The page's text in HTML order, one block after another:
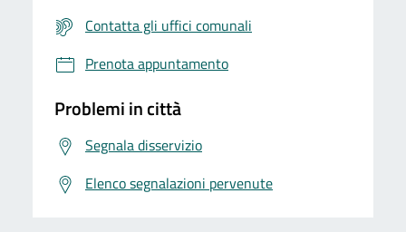
Contatta gli uffici comunali
Prenota appuntamento
Problemi in città
Segnala disservizio
Elenco segnalazioni pervenute